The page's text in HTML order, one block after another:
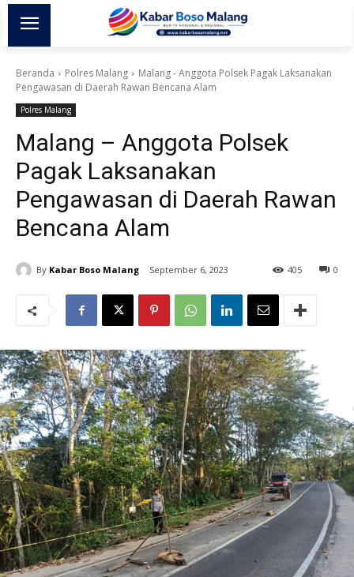
Beranda Polres Malang
Malang - Anggota Polsek Pagak Laksanakan
Pengawasan di Daerah Rawan Bencana Alam
Polres Malang
Malang – Anggota Polsek
Pagak Laksanakan
Pengawasan di Daerah Rawan
Bencana Alam
By Kabar Boso Malang September 6, 2023 0
405